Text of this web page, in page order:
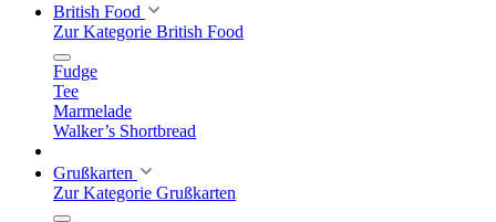
British Food
Zur Kategorie British Food
Fudge
Tee
Marmelade
Walker’s Shortbread
Grußkarten
Zur Kategorie Grußkarten